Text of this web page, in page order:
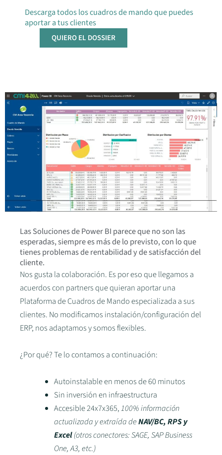
Todos los cuadros de mando accesibles
desde cualquier dispositivo.
Descarga todos los cuadros de mando que puedes
aportar a tus clientes
QUIERO EL DOSSIER
Las Soluciones de Power BI parece que no son las
esperadas, siempre es más de lo previsto, con lo que
tienes problemas de rentabilidad y de satisfacción del
cliente.
Nos gusta la colaboración. Es por eso que llegamos a
acuerdos con partners que quieran aportar una
Plataforma de Cuadros de Mando especializada a sus
clientes. No modificamos instalación/configuración del
ERP, nos adaptamos y somos flexibles.
¿Por qué? Te lo contamos a continuación:
Autoinstalable en menos de 60 minutos
Sin inversión en infraestructura
Accesible 24x7x365,100% información
actualizada y extraída deNAV/BC, RPS y
Excel(otros conectores: SAGE, SAP Business
One, A3, etc.)